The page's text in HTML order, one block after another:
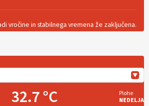
vročine in stabilnega vremena že zaključena.
https://t.co/TtKoOF5ENS
Ameriške borovnice so odlična izbira za
tQd9tB1THk
32.7 °C
Plohe
NEDELJA